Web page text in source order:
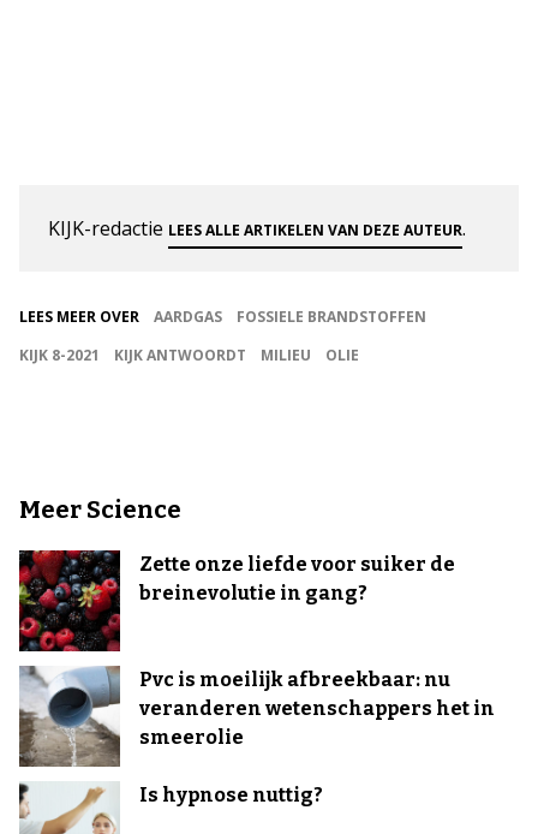
KIJK-redactie LEES ALLE ARTIKELEN VAN DEZE AUTEUR.
LEES MEER OVER AARDGAS
FOSSIELE BRANDSTOFFEN
KIJK 8-2021
KIJK ANTWOORDT MILIEU OLIE
Meer Science
Zette onze liefde voor suiker de
breinevolutie in gang?
Pvc is moeilijk afbreekbaar: nu
veranderen wetenschappers het in
smeerolie
Is hypnose nuttig?